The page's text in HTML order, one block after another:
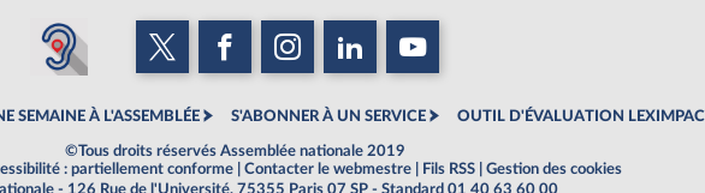
SEMAINE À L'ASSEMBLÉE S'ABONNER À UN SERVICE OUTIL D'ÉVALUATION
©Tous droits réservés Assemblée nationale 2019
: partiellement conforme Contacter le webmestre Fils RSS
Gestion des cookies
- 126 Rue de l'Université, 75355 Paris 07 SP - Standard 01 40 63 60 00